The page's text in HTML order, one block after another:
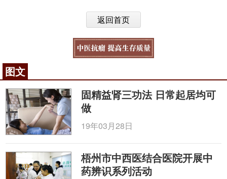
返回首页
图文
固精益肾三功法 日常起居均可
做
19年03月28日
梧州市中西医结合医院开展中
药辨识系列活动